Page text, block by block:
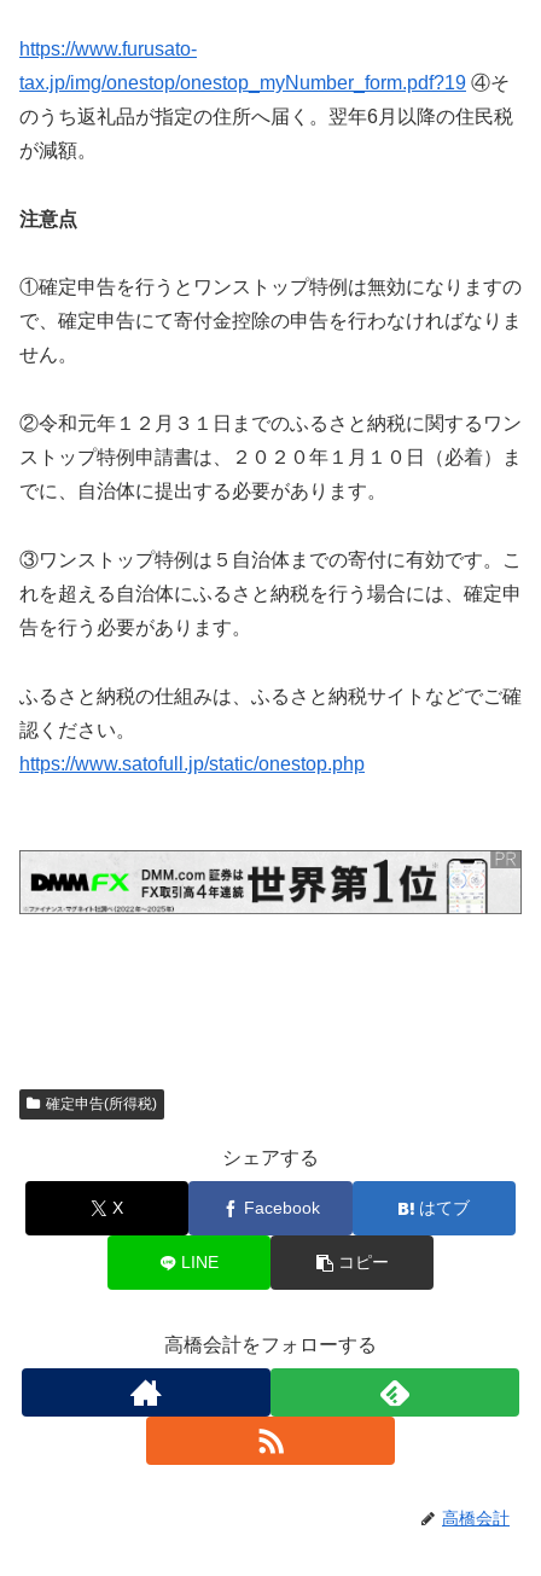
https://www.furusato-
tax.jp/img/onestop/onestop_myNumber_form.pdf?19 ④そ
のうち返礼品が指定の住所へ届く。翌年6月以降の住民税
が減額。
注意点
①確定申告を行うとワンストップ特例は無効になりますの
で、確定申告にて寄付金控除の申告を行わなければなりま
せん。
②令和元年１２月３１日までのふるさと納税に関するワン
ストップ特例申請書は、２０２０年１月１０日（必着）ま
でに、自治体に提出する必要があります。
③ワンストップ特例は５自治体までの寄付に有効です。こ
れを超える自治体にふるさと納税を行う場合には、確定申
告を行う必要があります。
ふるさと納税の仕組みは、ふるさと納税サイトなどでご確
認ください。
https://www.satofull.jp/static/onestop.php
確定申告(所得税)
シェアする
X Facebook はてブ
LINE コピー
高橋会計をフォローする
高橋会計